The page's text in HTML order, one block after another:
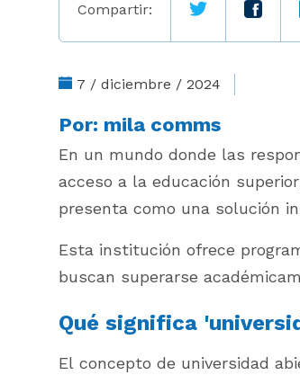
Compartir:
7 / diciembre / 2024
Por: mila comms
En un mundo donde las
acceso a la educación
presenta como una solución
Esta institución ofrece
buscan superarse
Qué significa
El concepto de universidad